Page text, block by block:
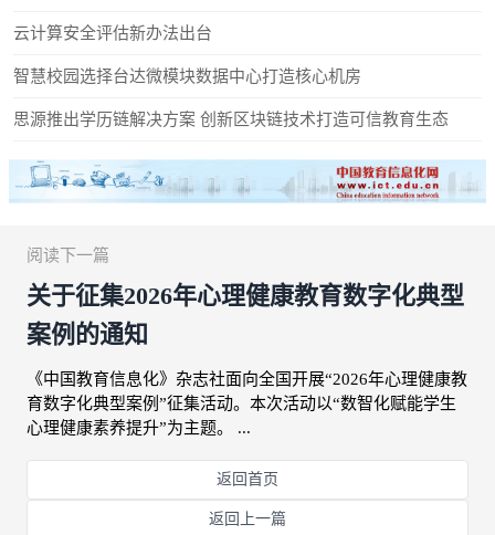
云计算安全评估新办法出台
智慧校园选择台达微模块数据中心打造核心机房
思源推出学历链解决方案 创新区块链技术打造可信教育生态
阅读下一篇
关于征集2026年心理健康教育数字化典型
案例的通知
《中国教育信息化》杂志社面向全国开展“2026年心理健康教
育数字化典型案例”征集活动。本次活动以“数智化赋能学生
心理健康素养提升”为主题。 ...
返回首页
返回上一篇